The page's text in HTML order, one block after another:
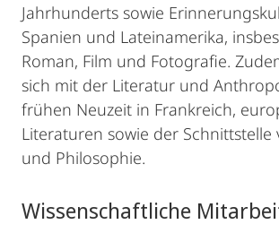
Jahrhunderts sowie
Spanien und Lateinamerika,
Roman, Film und Fotografie.
sich mit der Literatur und
frühen Neuzeit in Frankreich,
Literaturen sowie der Schnittstelle
und Philosophie.
Wissenschaftliche